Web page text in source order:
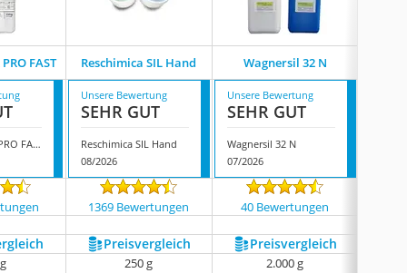
FAST Reschimica SIL Hand Wagnersil 32 N
Reschimica R PRO FAST
Unsere Bewertung
SEHR GUT
Reschimica SIL Hand
08/2026
Unsere Bewertung
SEHR GUT
Wagnersil 32 N
07/2026
1369 Bewertungen 40 Bewertungen
Preis­vergleich Preis­vergleich
250 g 2.000 g